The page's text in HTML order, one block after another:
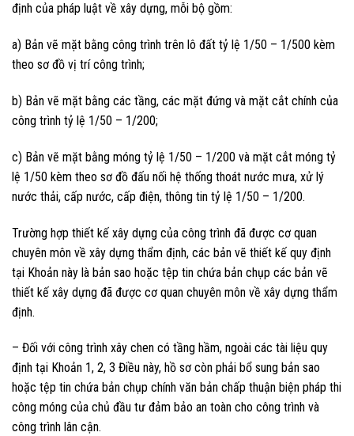
định của pháp luật về xây dựng, mỗi bộ gồm:
a) Bản vẽ mặt bằng công trình trên lô đất tỷ lệ 1/50 – 1/500 kèm
theo sơ đồ vị trí công trình;
b) Bản vẽ mặt bằng các tầng, các mặt đứng và mặt cắt chính của
công trình tỷ lệ 1/50 – 1/200;
c) Bản vẽ mặt bằng móng tỷ lệ 1/50 – 1/200 và mặt cắt móng tỷ
lệ 1/50 kèm theo sơ đồ đấu nối hệ thống thoát nước mưa, xử lý
nước thải, cấp nước, cấp điện, thông tin tỷ lệ 1/50 – 1/200.
Trường hợp thiết kế xây dựng của công trình đã được cơ quan
chuyên môn về xây dựng thẩm định, các bản vẽ thiết kế quy định
tại Khoản này là bản sao hoặc tệp tin chứa bản chụp các bản vẽ
thiết kế xây dựng đã được cơ quan chuyên môn về xây dựng thẩm
định.
– Đối với công trình xây chen có tầng hầm, ngoài các tài liệu quy
định tại Khoản 1, 2, 3 Điều này, hồ sơ còn phải bổ sung bản sao
hoặc tệp tin chứa bản chụp chính văn bản chấp thuận biện pháp thi
công móng của chủ đầu tư đảm bảo an toàn cho công trình và
công trình lân cận.